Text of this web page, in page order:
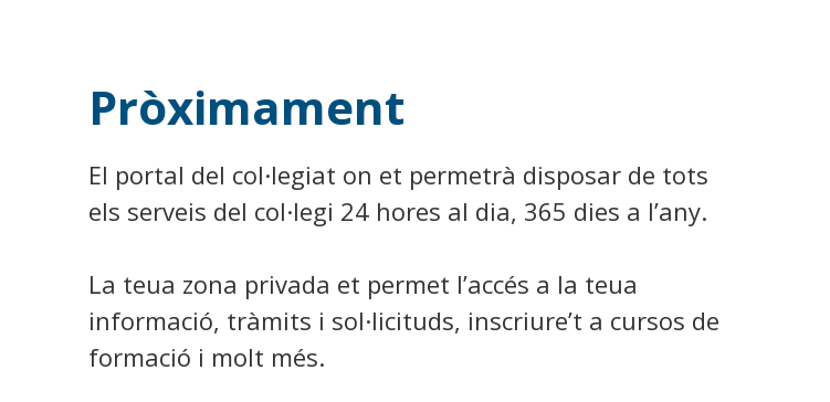
Pròximament
El portal del col·legiat on et permetrà disposar de tots
els serveis del col·legi 24 hores al dia, 365 dies a l’any.
La teua zona privada et permet l’accés a la teua
informació, tràmits i sol·licituds, inscriure’t a cursos de
formació i molt més.